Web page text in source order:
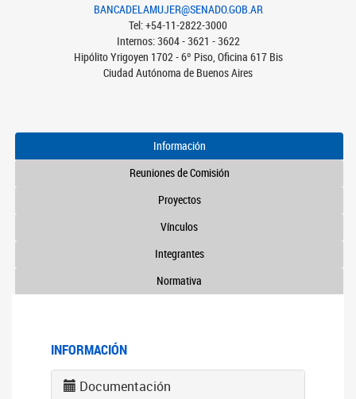
BANCADELAMUJER@SENADO.GOB.AR
Tel: +54-11-2822-3000
Internos: 3604 - 3621 - 3622
Hipólito Yrigoyen 1702 - 6º Piso, Oficina 617 Bis
Ciudad Autónoma de Buenos Aires
Información
Reuniones de Comisión
Proyectos
Vínculos
Integrantes
Normativa
INFORMACIÓN
Documentación